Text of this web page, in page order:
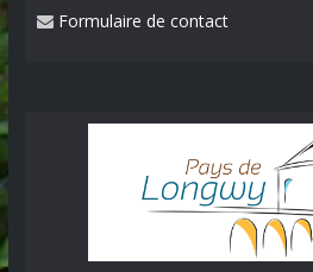
Formulaire de contact